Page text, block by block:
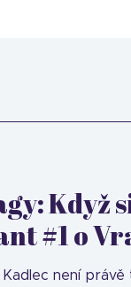
Když
#1 o
Kadlec není